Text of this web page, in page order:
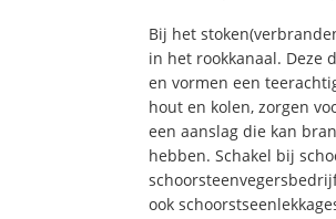
Bij het
in het rookkanaal. Deze
en vormen een
hout en kolen, zorgen
een aanslag die kan
hebben. Schakel bij
ook